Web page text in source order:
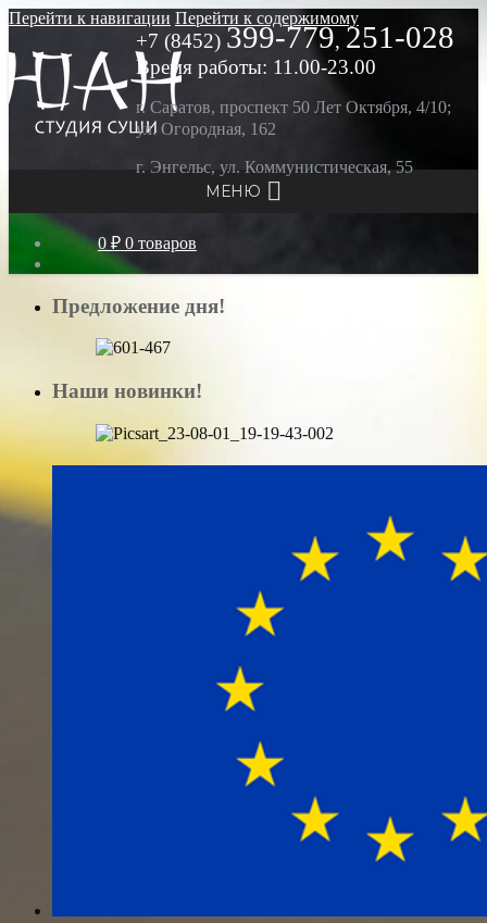
Перейти к навигации Перейти к содержимому
МЕНЮ
0 ₽ 0 товаров
+7 (8452) 399-779, 251-028
Время работы: 11.00-23.00
г. Саратов, проспект 50 Лет Октября, 4/10;
ул. Огородная, 162
г. Энгельс, ул. Коммунистическая, 55
Предложение дня!
Наши новинки!